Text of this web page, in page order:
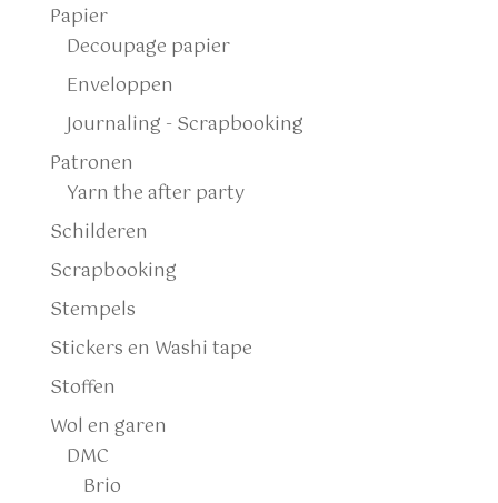
Papier
Decoupage papier
Enveloppen
Journaling - Scrapbooking
Patronen
Yarn the after party
Schilderen
Scrapbooking
Stempels
Stickers en Washi tape
Stoffen
Wol en garen
DMC
Brio